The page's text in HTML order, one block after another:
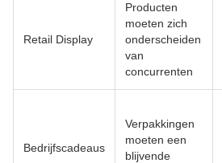
Retail Display
Producten
moeten zich
onderscheiden
van
concurrenten
Bedrijfscadeaus
Verpakkingen
moeten een
blijvende